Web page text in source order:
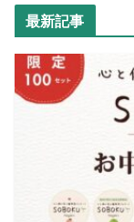
最新記事